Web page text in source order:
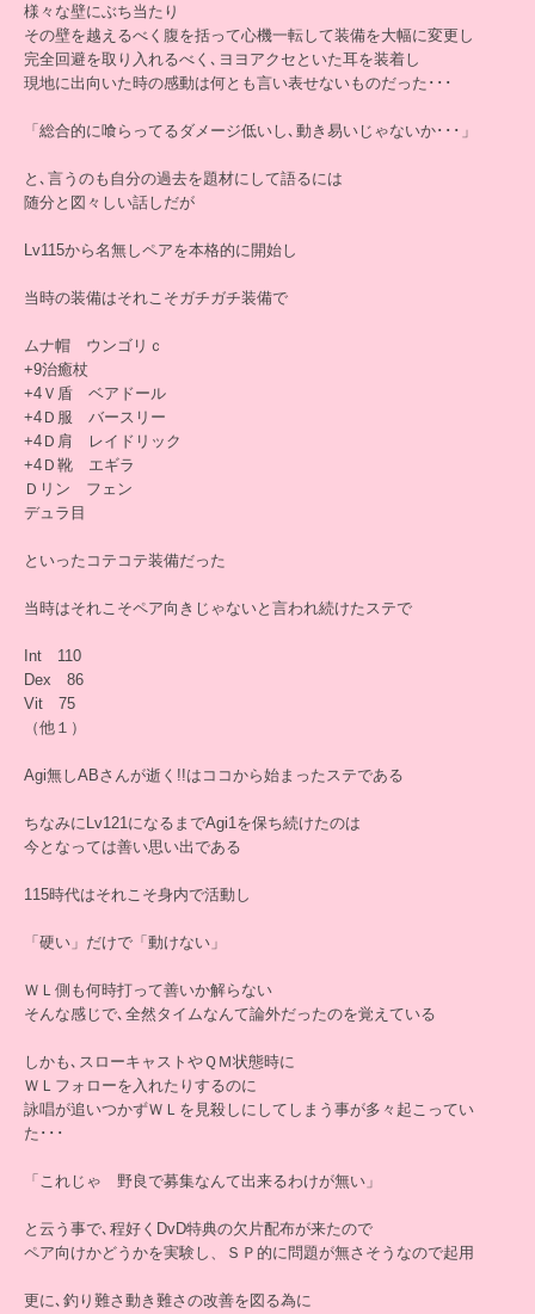
様々な壁にぶち当たり
その壁を越えるべく腹を括って心機一転して装備を大幅に変更し
完全回避を取り入れるべく､ヨヨアクセといた耳を装着し
現地に出向いた時の感動は何とも言い表せないものだった･･･
「総合的に喰らってるダメージ低いし､動き易いじゃないか･･･」
と､言うのも自分の過去を題材にして語るには
随分と図々しい話しだが
Lv115から名無しペアを本格的に開始し
当時の装備はそれこそガチガチ装備で
ムナ帽 ウンゴリｃ
+9治癒杖
+4Ｖ盾 ベアドール
+4Ｄ服 バースリー
+4Ｄ肩 レイドリック
+4Ｄ靴 エギラ
Ｄリン フェン
デュラ目
といったコテコテ装備だった
当時はそれこそペア向きじゃないと言われ続けたステで
Int 110
Dex 86
Vit 75
（他１）
Agi無しABさんが逝く!!はココから始まったステである
ちなみにLv121になるまでAgi1を保ち続けたのは
今となっては善い思い出である
115時代はそれこそ身内で活動し
「硬い」だけで「動けない」
ＷＬ側も何時打って善いか解らない
そんな感じで､全然タイムなんて論外だったのを覚えている
しかも､スローキャストやＱＭ状態時に
ＷＬフォローを入れたりするのに
詠唱が追いつかずＷＬを見殺しにしてしまう事が多々起こってい
た･･･
「これじゃ 野良で募集なんて出来るわけが無い」
と云う事で､程好くDvD特典の欠片配布が来たので
ペア向けかどうかを実験し、ＳＰ的に問題が無さそうなので起用
更に､釣り難さ動き難さの改善を図る為に